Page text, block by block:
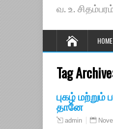
வ. உ.
HOME
Tag
புகழ்
தானே
admin